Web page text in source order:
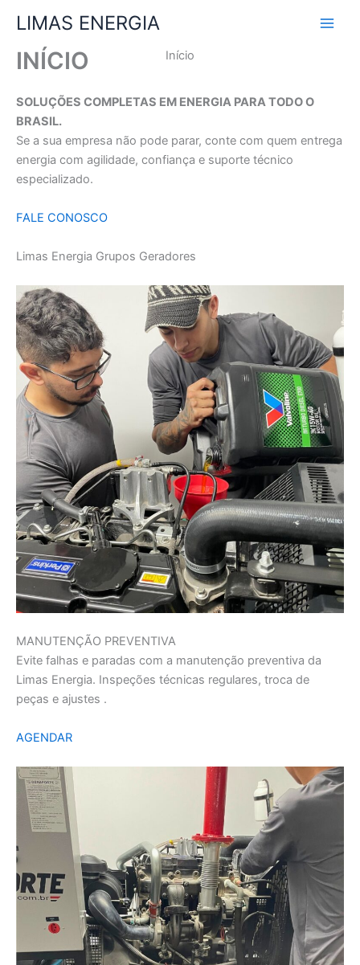
para
conteúdo
LIMAS ENERGIA
Início
INÍCIO
SOLUÇÕES COMPLETAS EM ENERGIA PARA TODO O
BRASIL.
Se a sua empresa não pode parar, conte com quem entrega
energia com agilidade, confiança e suporte técnico
especializado.
FALE CONOSCO
Limas Energia Grupos Geradores
MANUTENÇÃO PREVENTIVA
Evite falhas e paradas com a manutenção preventiva da
Limas Energia. Inspeções técnicas regulares, troca de
peças e ajustes .
AGENDAR